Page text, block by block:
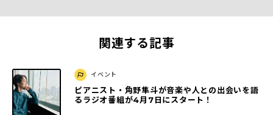
関連する記事
イベント
ピアニスト・角野隼斗が音楽や人との出会いを語
るラジオ番組が4月7日にスタート！